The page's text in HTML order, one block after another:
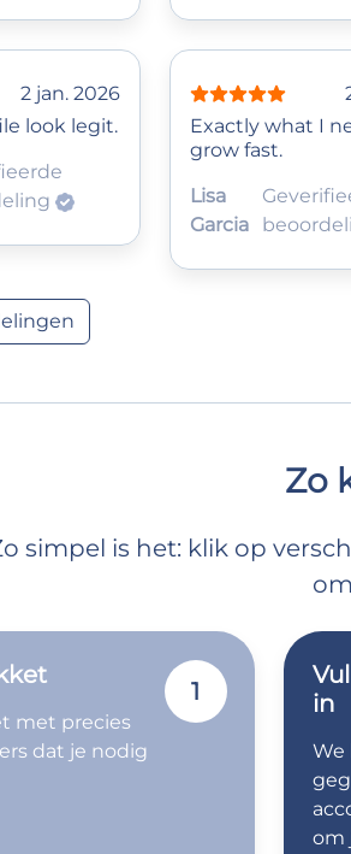
2 jan. 2026
look legit.
Exactly what I
grow fast.
Lisa
Garcia
Zo
simpel is het: klik op
met precies
dat je nodig
1
in
We
om